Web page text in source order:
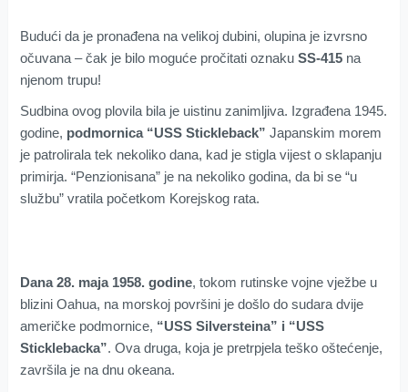
Budući da je pronađena na velikoj dubini, olupina je izvrsno
očuvana – čak je bilo moguće pročitati oznaku SS-415na
njenom trupu!
Sudbina ovog plovila bila je uistinu zanimljiva. Izgrađena 1945.
godine, podmornica “USS Stickleback” Japanskim morem
je patrolirala tek nekoliko dana, kad je stigla vijest o sklapanju
primirja. “Penzionisana” je na nekoliko godina, da bi se “u
službu” vratila početkom Korejskog rata.
Dana 28. maja 1958. godine, tokom rutinske vojne vježbe u
blizini Oahua, na morskoj površini je došlo do sudara dvije
američke podmornice, “USS Silversteina” i “USS
Sticklebacka”. Ova druga, koja je pretrpjela teško oštećenje,
završila je na dnu okeana.